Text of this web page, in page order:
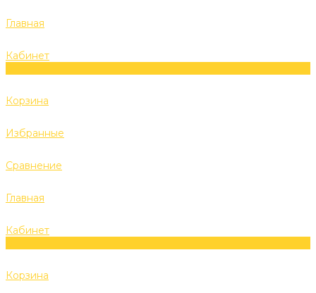
Главная
Кабинет
Корзина
Избранные
Сравнение
Главная
Кабинет
Корзина